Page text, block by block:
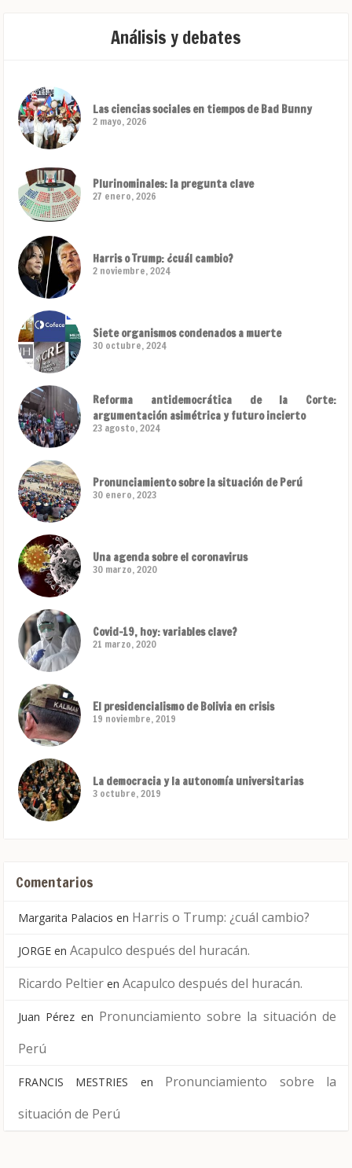
Análisis y debates
Las ciencias sociales en tiempos de Bad Bunny
2 mayo, 2026
Plurinominales: la pregunta clave
27 enero, 2026
Harris o Trump: ¿cuál cambio?
2 noviembre, 2024
Siete organismos condenados a muerte
30 octubre, 2024
Reforma antidemocrática de la Corte:
argumentación asimétrica y futuro incierto
23 agosto, 2024
Pronunciamiento sobre la situación de Perú
30 enero, 2023
Una agenda sobre el coronavirus
30 marzo, 2020
Covid-19, hoy: variables clave?
21 marzo, 2020
El presidencialismo de Bolivia en crisis
19 noviembre, 2019
La democracia y la autonomía universitarias
3 octubre, 2019
Comentarios
Margarita Palacios en Harris o Trump: ¿cuál cambio?
JORGE en Acapulco después del huracán.
Ricardo Peltier en Acapulco después del huracán.
Juan Pérez en Pronunciamiento sobre la situación de
Perú
FRANCIS MESTRIES en Pronunciamiento sobre la
situación de Perú